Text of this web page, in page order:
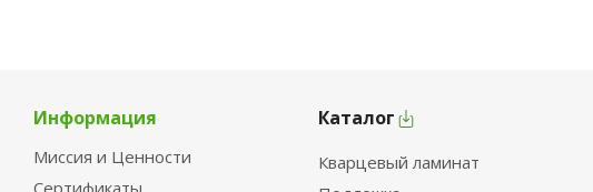
Информация
Миссия и Ценности
Каталог
Кварцевый ламинат